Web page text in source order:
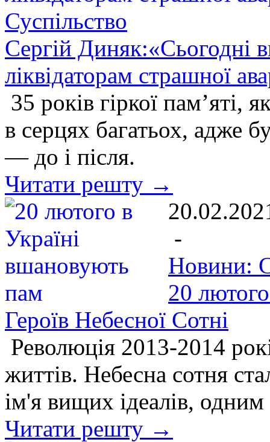
Суспільство
Сергій Диняк:«Сьогодні
ліквідаторам страшної
35 років гіркої пам’яті,
в серцях багатьох, адже
— до і після.
Читати решту →
-
Новини:
20
Героїв Небесної Сотні
Революція 2013-2014
життів. Небесна сотня
ім'я вищих ідеалів, одним
Читати решту →